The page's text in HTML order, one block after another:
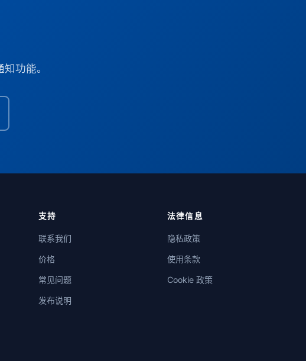
功能。
支持
联系我们
价格
常见问题
发布说明
法律信息
隐私政策
使用条款
Cookie 政策